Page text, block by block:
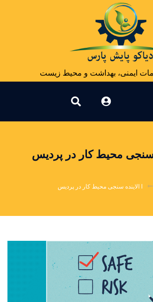
ایمنی، بهداشت و محیط زیست
سنجی محیط کار در پردیس
ا الاینده سنجی محیط کار در پردیس